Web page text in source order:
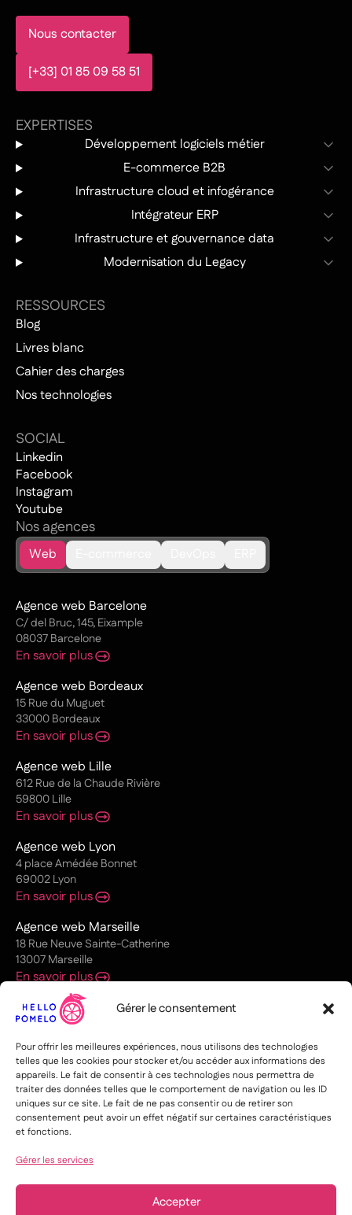
Gérer le consentement
Pour offrir les meilleures expériences, nous utilisons des technologies
telles que les cookies pour stocker et/ou accéder aux informations des
appareils. Le fait de consentir à ces technologies nous permettra de
traiter des données telles que le comportement de navigation ou les ID
uniques sur ce site. Le fait de ne pas consentir ou de retirer son
consentement peut avoir un effet négatif sur certaines caractéristiques
et fonctions.
Gérer les services
Accepter
Nous contacter
[+33] 01 85 09 58 51
EXPERTISES
Développement logiciels métier
E-commerce B2B
Infrastructure cloud et infogérance
Intégrateur ERP
Infrastructure et gouvernance data
Modernisation du Legacy
RESSOURCES
Blog
Livres blanc
Cahier des charges
Nos technologies
SOCIAL
Linkedin
Facebook
Instagram
Youtube
Nos agences
Web
Agence web Barcelone
C/ del Bruc, 145, Eixample
08037 Barcelone
En savoir plus
Agence web Bordeaux
15 Rue du Muguet
33000 Bordeaux
En savoir plus
Agence web Lille
612 Rue de la Chaude Rivière
59800 Lille
En savoir plus
Agence web Lyon
4 place Amédée Bonnet
69002 Lyon
En savoir plus
Agence web Marseille
18 Rue Neuve Sainte-Catherine
13007 Marseille
En savoir plus
Agence web Nantes
1 Pl. Graslin
44000 Nantes
En savoir plus
Agence web Paris
12 rue de l’Église
75015 Paris
En savoir plus
Agence web Toulouse
33 rue des Lois